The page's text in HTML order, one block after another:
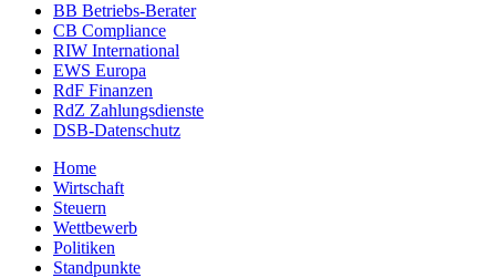
BB Betriebs-Berater
CB Compliance
RIW International
EWS Europa
RdF Finanzen
RdZ Zahlungsdienste
DSB-Datenschutz
Home
Wirtschaft
Steuern
Wettbewerb
Politiken
Standpunkte